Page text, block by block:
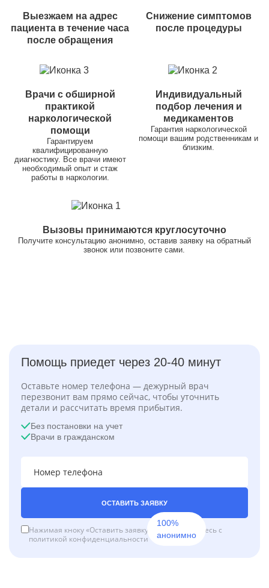
Выезжаем на адрес
пациента в течение часа
после обращения
Снижение симптомов
после процедуры
Врачи с обширной
практикой
наркологической
помощи
Гарантируем
квалифицированную
диагностику. Все врачи имеют
необходимый опыт и стаж
работы в наркологии.
Индивидуальный
подбор лечения и
медикаментов
Гарантия наркологической
помощи вашим родственникам и
близким.
Вызовы принимаются круглосуточно
Получите консультацию анонимно, оставив заявку на обратный
звонок или позвоните сами.
Помощь приедет через 20-40 минут
Оставьте номер телефона — дежурный врач
перезвонит вам прямо сейчас, чтобы уточнить
детали и рассчитать время прибытия.
Без постановки на учет
Врачи в гражданском
ОСТАВИТЬ ЗАЯВКУ
Нажимая кноку «Оставить заявку», вы соглашаетесь с
политикой конфиденциальности
100%
анонимно